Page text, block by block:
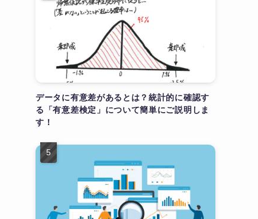
データに有意差があるとは？統計的に確認す
る「有意差検定」について簡単にご説明しま
す！